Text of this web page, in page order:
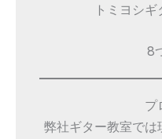
トミヨシ
8
プ
弊社ギター教室で